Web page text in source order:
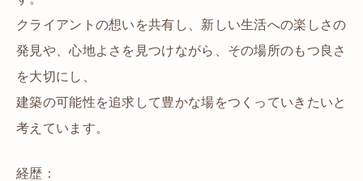
クライアントの想いを共有し、新しい生活への楽しさの
発見や、心地よさを見つけながら、その場所のもつ良さ
を大切にし、
建築の可能性を追求して豊かな場をつくっていきたいと
考えています。
経歴：